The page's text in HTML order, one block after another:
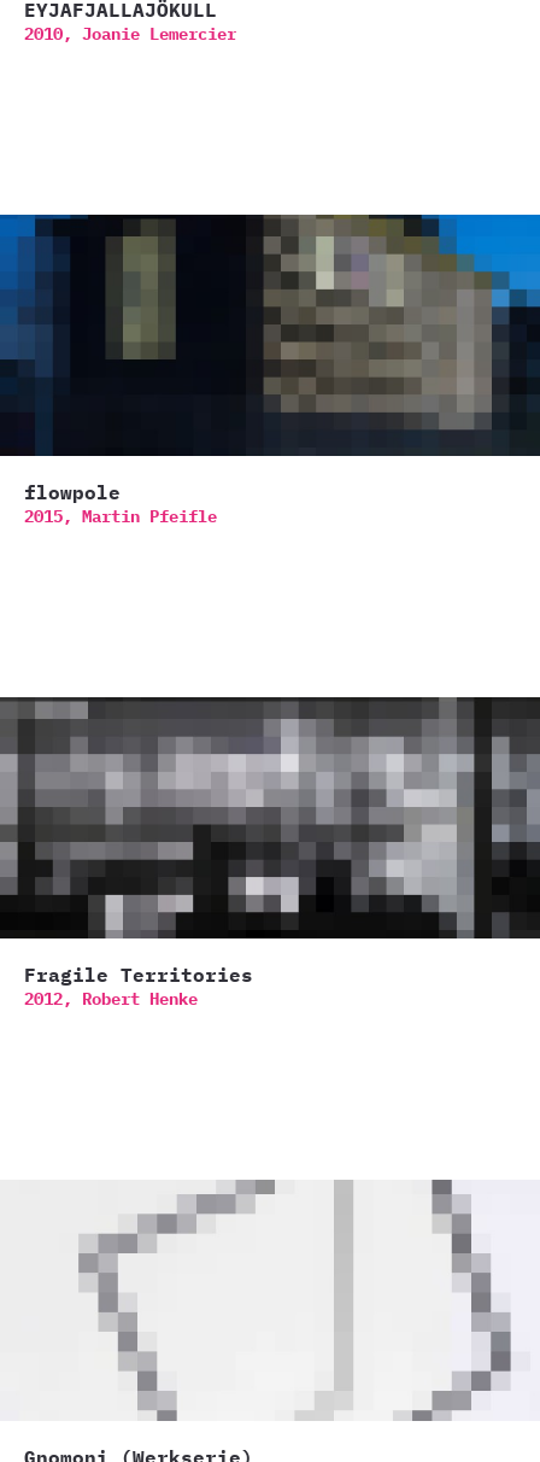
EYJAFJALLAJÖKULL
2010, Joanie Lemercier
flowpole
2015, Martin Pfeifle
Fragile Territories
2012, Robert Henke
Gnomoni (Werkserie)